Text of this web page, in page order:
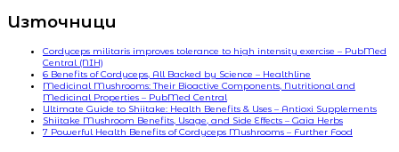
Източници
Cordyceps militaris improves tolerance to high intensity exercise – PubMed
Central (NIH)
6 Benefits of Cordyceps, All Backed by Science – Healthline
Medicinal Mushrooms: Their Bioactive Components, Nutritional and
Medicinal Properties – PubMed Central
Ultimate Guide to Shiitake: Health Benefits & Uses – Antioxi Supplements
Shiitake Mushroom Benefits, Usage, and Side Effects – Gaia Herbs
7 Powerful Health Benefits of Cordyceps Mushrooms – Further Food